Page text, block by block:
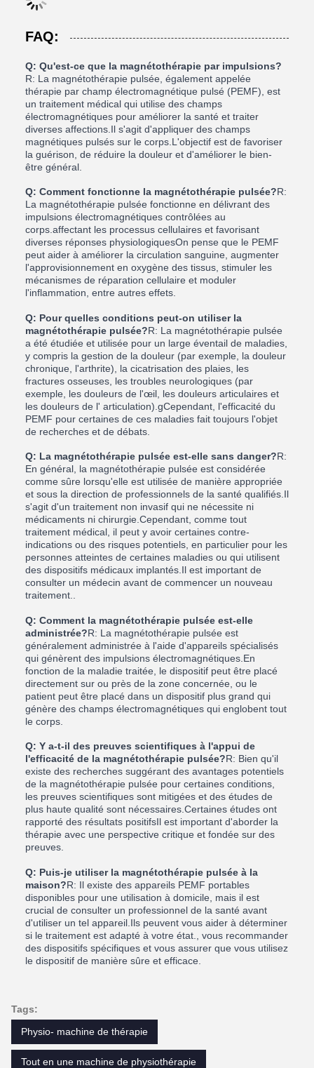
FAQ:
Q: Qu'est-ce que la magnétothérapie par impulsions?
R: La magnétothérapie pulsée, également appelée
thérapie par champ électromagnétique pulsé (PEMF), est
un traitement médical qui utilise des champs
électromagnétiques pour améliorer la santé et traiter
diverses affections.Il s'agit d'appliquer des champs
magnétiques pulsés sur le corps.L'objectif est de favoriser
la guérison, de réduire la douleur et d'améliorer le bien-
être général.
Q: Comment fonctionne la magnétothérapie pulsée?R:
La magnétothérapie pulsée fonctionne en délivrant des
impulsions électromagnétiques contrôlées au
corps.affectant les processus cellulaires et favorisant
diverses réponses physiologiquesOn pense que le PEMF
peut aider à améliorer la circulation sanguine, augmenter
l'approvisionnement en oxygène des tissus, stimuler les
mécanismes de réparation cellulaire et moduler
l'inflammation, entre autres effets.
Q: Pour quelles conditions peut-on utiliser la
magnétothérapie pulsée?R: La magnétothérapie pulsée
a été étudiée et utilisée pour un large éventail de maladies,
y compris la gestion de la douleur (par exemple, la douleur
chronique, l'arthrite), la cicatrisation des plaies, les
fractures osseuses, les troubles neurologiques (par
exemple, les douleurs de l'œil, les douleurs articulaires et
les douleurs de l' articulation).gCependant, l'efficacité du
PEMF pour certaines de ces maladies fait toujours l'objet
de recherches et de débats.
Q: La magnétothérapie pulsée est-elle sans danger?R:
En général, la magnétothérapie pulsée est considérée
comme sûre lorsqu'elle est utilisée de manière appropriée
et sous la direction de professionnels de la santé qualifiés.Il
s'agit d'un traitement non invasif qui ne nécessite ni
médicaments ni chirurgie.Cependant, comme tout
traitement médical, il peut y avoir certaines contre-
indications ou des risques potentiels, en particulier pour les
personnes atteintes de certaines maladies ou qui utilisent
des dispositifs médicaux implantés.Il est important de
consulter un médecin avant de commencer un nouveau
traitement..
Q: Comment la magnétothérapie pulsée est-elle
administrée?R: La magnétothérapie pulsée est
généralement administrée à l'aide d'appareils spécialisés
qui génèrent des impulsions électromagnétiques.En
fonction de la maladie traitée, le dispositif peut être placé
directement sur ou près de la zone concernée, ou le
patient peut être placé dans un dispositif plus grand qui
génère des champs électromagnétiques qui englobent tout
le corps.
Q: Y a-t-il des preuves scientifiques à l'appui de
l'efficacité de la magnétothérapie pulsée?R: Bien qu'il
existe des recherches suggérant des avantages potentiels
de la magnétothérapie pulsée pour certaines conditions,
les preuves scientifiques sont mitigées et des études de
plus haute qualité sont nécessaires.Certaines études ont
rapporté des résultats positifsIl est important d'aborder la
thérapie avec une perspective critique et fondée sur des
preuves.
Q: Puis-je utiliser la magnétothérapie pulsée à la
maison?R: Il existe des appareils PEMF portables
disponibles pour une utilisation à domicile, mais il est
crucial de consulter un professionnel de la santé avant
d'utiliser un tel appareil.Ils peuvent vous aider à déterminer
si le traitement est adapté à votre état., vous recommander
des dispositifs spécifiques et vous assurer que vous utilisez
le dispositif de manière sûre et efficace.
Tags:
Physio- machine de thérapie
Tout en une machine de physiothérapie